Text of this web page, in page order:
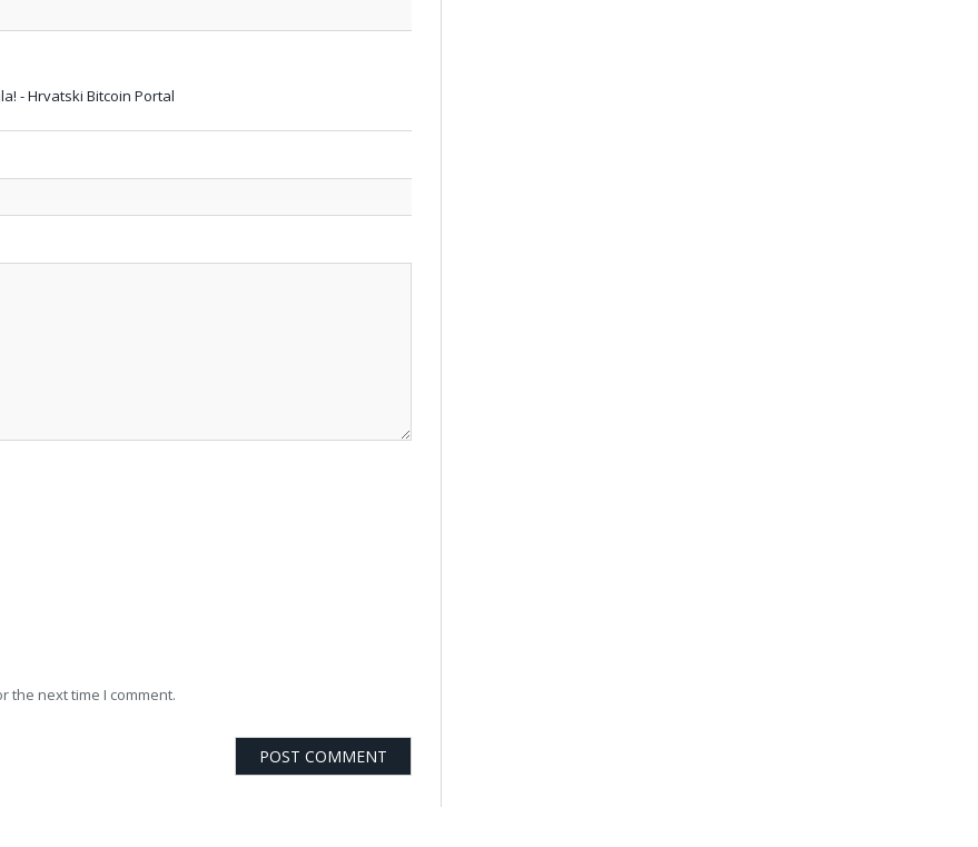
- Hrvatski Bitcoin Portal
the next time I comment.